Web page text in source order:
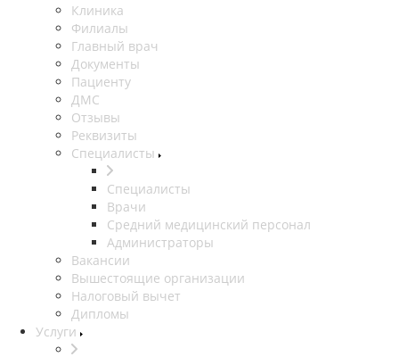
Клиника
Филиалы
Главный врач
Документы
Пациенту
ДМС
Отзывы
Реквизиты
Специалисты
Специалисты
Врачи
Средний медицинский персонал
Администраторы
Вакансии
Вышестоящие организации
Налоговый вычет
Дипломы
Услуги